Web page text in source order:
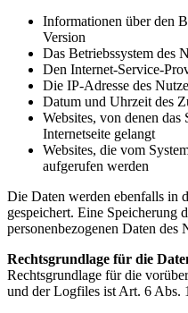
Informationen über den
Version
Das Betriebssystem des
Den Internet-Service-
Die IP-Adresse des
Datum und Uhrzeit des
Websites, von denen das
Internetseite gelangt
Websites, die vom
aufgerufen werden
Die Daten werden ebenfalls in
gespeichert. Eine Speicherung
personenbezogenen Daten des
Rechtsgrundlage für die
Rechtsgrundlage für die
und der Logfiles ist Art. 6